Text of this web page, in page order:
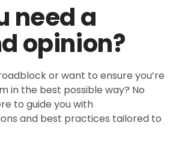
need a
opinion?
or want to ensure you’re
in the best possible way? No
to guide you with
and best practices tailored to